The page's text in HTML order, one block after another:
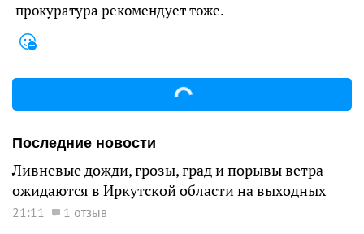
прокуратура рекомендует тоже.
Последние новости
Ливневые дожди, грозы, град и порывы ветра
ожидаются в Иркутской области на выходных
21:11 1 отзыв